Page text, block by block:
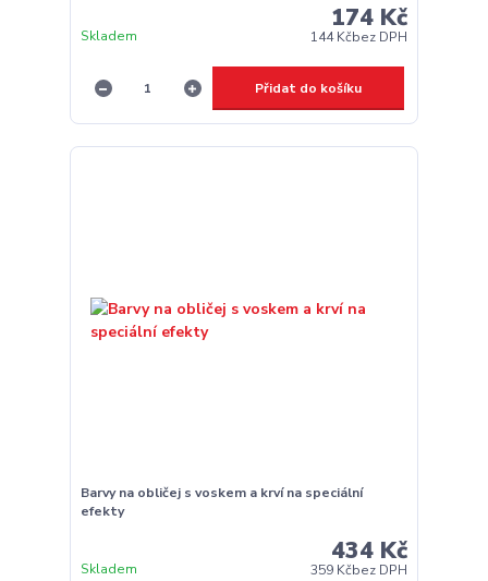
174 Kč
144 Kčbez DPH
Skladem
Přidat do košíku
Barvy na obličej s voskem a krví na speciální
efekty
434 Kč
359 Kčbez DPH
Skladem